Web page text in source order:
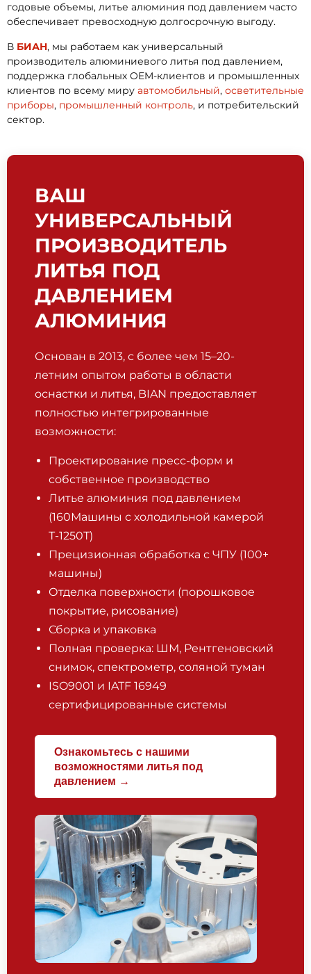
годовые объемы, литье алюминия под давлением часто
обеспечивает превосходную долгосрочную выгоду.
В БИАН, мы работаем как универсальный
производитель алюминиевого литья под давлением,
поддержка глобальных OEM-клиентов и промышленных
клиентов по всему миру автомобильный, осветительные
приборы, промышленный контроль, и потребительский
сектор.
ВАШ
УНИВЕРСАЛЬНЫЙ
ПРОИЗВОДИТЕЛЬ
ЛИТЬЯ ПОД
ДАВЛЕНИЕМ
АЛЮМИНИЯ
Основан в 2013, с более чем 15–20-
летним опытом работы в области
оснастки и литья, BIAN предоставляет
полностью интегрированные
возможности:
Проектирование пресс-форм и
собственное производство
Литье алюминия под давлением
(160Машины с холодильной камерой
Т-1250Т)
Прецизионная обработка с ЧПУ (100+
машины)
Отделка поверхности (порошковое
покрытие, рисование)
Сборка и упаковка
Полная проверка: ШМ, Рентгеновский
снимок, спектрометр, соляной туман
ISO9001 и IATF 16949
сертифицированные системы
Ознакомьтесь с нашими
возможностями литья под
давлением →